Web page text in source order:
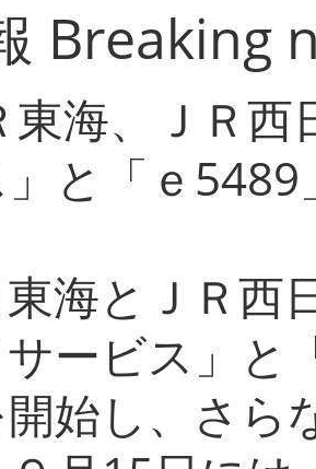
Breaking
東海、ＪＲ
と「ｅ
海とＪＲ西
サービス」
始し、さら